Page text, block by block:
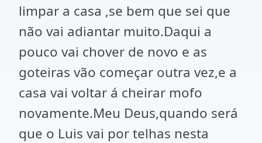
limpar a casa ,se bem que sei que
não vai adiantar muito.Daqui a
pouco vai chover de novo e as
goteiras vão começar outra vez,e a
casa vai voltar á cheirar mofo
novamente.Meu Deus,quando será
que o Luis vai por telhas nesta